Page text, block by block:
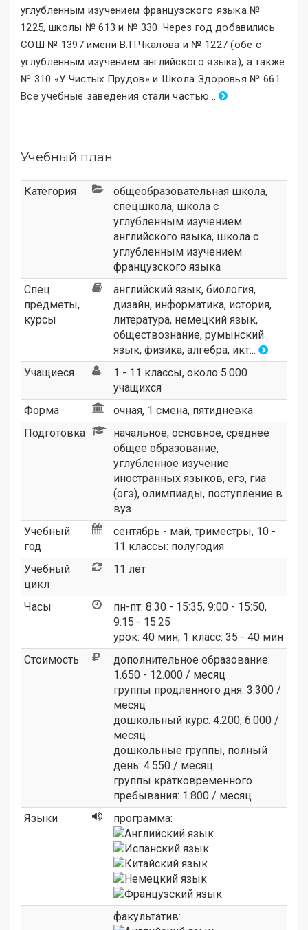
углубленным изучением французского языка №
1225, школы № 613 и № 330. Через год добавились
СОШ № 1397 имени В.П.Чкалова и № 1227 (обе с
углубленным изучением английского языка), а также
№ 310 «У Чистых Прудов»и Школа Здоровья № 661.
Все учебные заведения стали частью...
Учебный план
Категория общеобразовательная школа,
спецшкола, школа с
углубленным изучением
английского языка, школа с
углубленным изучением
французского языка
Спец.
предметы,
курсы
английский язык, биология,
дизайн, информатика, история,
литература, немецкий язык,
обществознание, румынский
язык, физика, алгебра, икт...
Учащиеся
1 - 11 классы, около 5.000
учащихся
Форма
очная, 1 смена, пятидневка
Подготовка
начальное, основное, среднее
общее образование,
углубленное изучение
иностранных языков, егэ, гиа
(огэ), олимпиады, поступление в
вуз
Учебный
год
сентябрь - май, триместры, 10 -
11 классы: полугодия
Учебный
цикл
11 лет
Часы
пн-пт: 8:30 - 15:35, 9:00 - 15:50,
9:15 - 15:25
урок: 40 мин, 1 класс: 35 - 40 мин
Стоимость
дополнительное образование:
1.650 - 12.000 / месяц
группы продленного дня: 3.300 /
месяц
дошкольный курс: 4.200, 6.000 /
месяц
дошкольные группы, полный
день: 4.550 / месяц
группы кратковременного
пребывания: 1.800 / месяц
Языки
программа:
факультатив: